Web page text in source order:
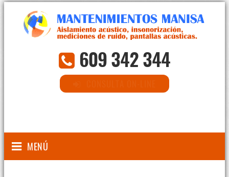
609 342 344
MENÚ